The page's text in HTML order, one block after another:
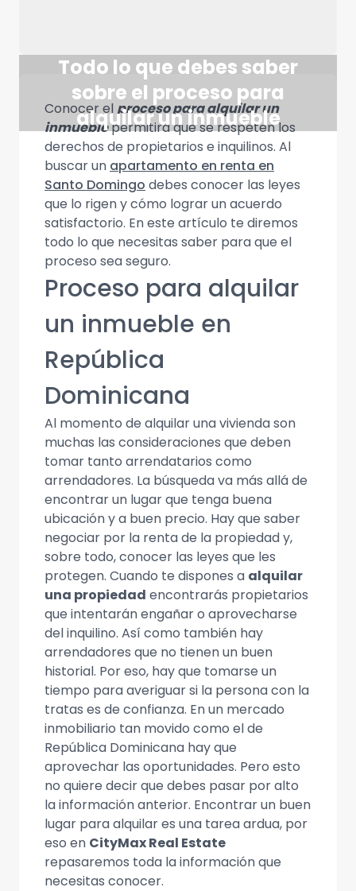
Todo lo que debes saber
sobre el proceso para
alquilar un inmueble
Conocer el proceso para alquilar un
inmueblepermitirá que se respeten los
derechos de propietarios e inquilinos. Al
buscar un apartamento en renta en
Santo Domingo debes conocer las leyes
que lo rigen y cómo lograr un acuerdo
satisfactorio. En este artículo te diremos
todo lo que necesitas saber para que el
proceso sea seguro.
Proceso para alquilar
un inmueble en
República
Dominicana
Al momento de alquilar una vivienda son
muchas las consideraciones que deben
tomar tanto arrendatarios como
arrendadores. La búsqueda va más allá de
encontrar un lugar que tenga buena
ubicación y a buen precio. Hay que saber
negociar por la renta de la propiedad y,
sobre todo, conocer las leyes que les
protegen. Cuando te dispones a alquilar
una propiedad encontrarás propietarios
que intentarán engañar o aprovecharse
del inquilino. Así como también hay
arrendadores que no tienen un buen
historial. Por eso, hay que tomarse un
tiempo para averiguar si la persona con la
tratas es de confianza. En un mercado
inmobiliario tan movido como el de
República Dominicana hay que
aprovechar las oportunidades. Pero esto
no quiere decir que debes pasar por alto
la información anterior. Encontrar un buen
lugar para alquilar es una tarea ardua, por
eso en CityMax Real Estate
repasaremos toda la información que
necesitas conocer.